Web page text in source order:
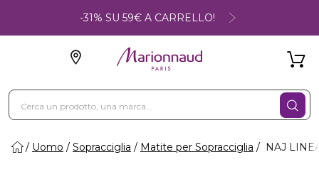
-31% SU 59€ A CARRELLO!
Uomo Sopracciglia Matite per Sopracciglia NAJ